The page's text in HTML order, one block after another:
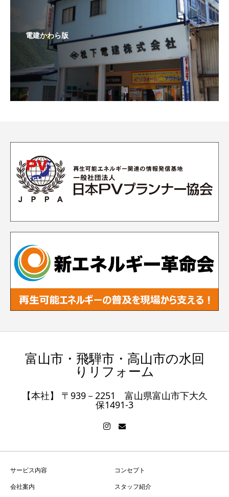
電建かわら版
富山市・飛騨市・高山市の水回
りリフォーム
【本社】 〒939－2251 富山県富山市下大久
保1491-3
サービス内容
コンセプト
会社案内
スタッフ紹介